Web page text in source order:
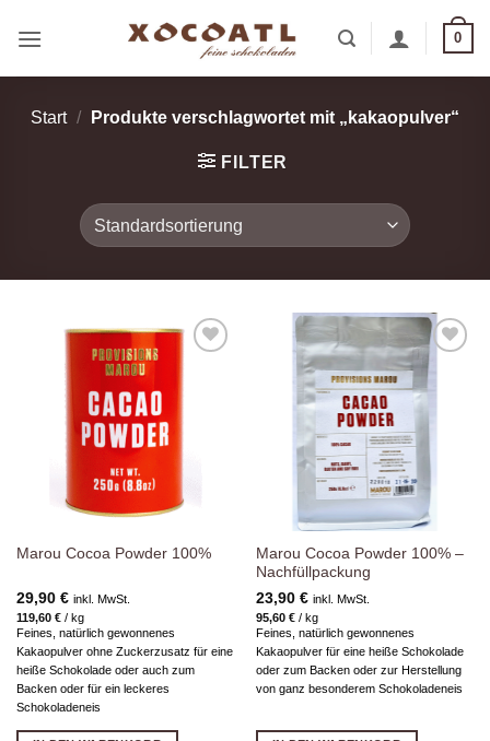
Inhalt
0
Start / Produkte verschlagwortet mit „kakaopulver“
FILTER
hinzufügen
Marou Cocoa Powder 100%
29,90 € inkl. MwSt.
119,60 €/ kg
Feines, natürlich gewonnenes
Kakaopulver ohne Zuckerzusatz für eine
heiße Schokolade oder auch zum
Backen oder für ein leckeres
Schokoladeneis
Zur
Wunschliste
hinzufügen
Marou Cocoa Powder 100% –
Nachfüllpackung
23,90 € inkl. MwSt.
95,60 €/ kg
Feines, natürlich gewonnenes
Kakaopulver für eine heiße Schokolade
oder zum Backen oder zur Herstellung
von ganz besonderem Schokoladeneis